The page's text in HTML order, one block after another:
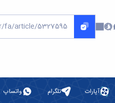
آپارات تلگرام واتساپ